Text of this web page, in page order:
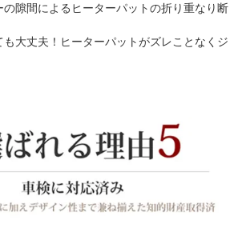
隙間によるヒーターパットの折り重なり断
も大丈夫！ヒーターパットがズレことなくジ